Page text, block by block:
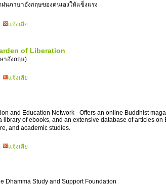
นภาษาอังกฤษของตนเองให้แข็งแรง
แจ้งเสีย
of Liberation
าอังกฤษ)
แจ้งเสีย
and Education Network - Offers an online Buddhist
library of ebooks, and an extensive database of articles
and academic studies.
แจ้งเสีย
Dhamma Study and Support Foundation